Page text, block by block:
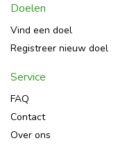
Doelen
Vind een doel
Registreer nieuw doel
Service
FAQ
Contact
Over ons